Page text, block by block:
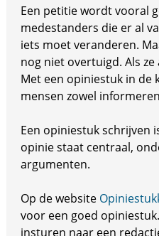
Een petitie wordt vooral
medestanders die er al
iets moet veranderen.
nog niet overtuigd. Als
Met een opiniestuk in de
mensen zowel
Een opiniestuk schrijven
opinie staat centraal,
argumenten.
Op de website
voor een goed
insturen naar een